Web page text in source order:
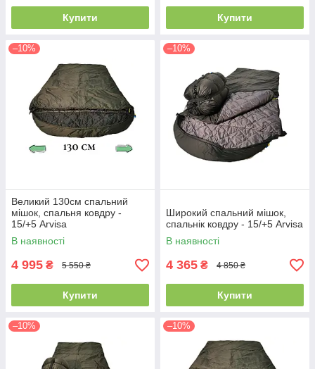
Купити Купити
–10%
Великий 130см спальний
мішок, спальня ковдру -
15/+5 Arvisa
В наявності
4 995 ₴ 5 550 ₴
Купити
–10%
Широкий спальний мішок,
спальнік ковдру - 15/+5 Arvisa
В наявності
4 365 ₴ 4 850 ₴
Купити
–10% –10%